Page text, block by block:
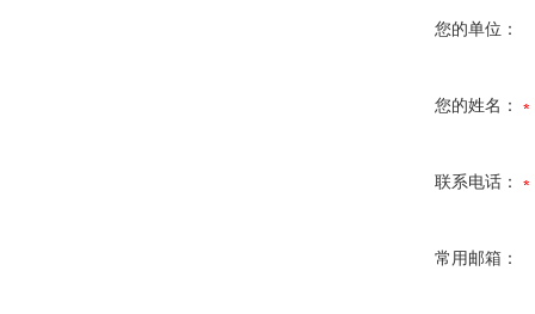
您的单位：
您的姓名：
联系电话：
常用邮箱：